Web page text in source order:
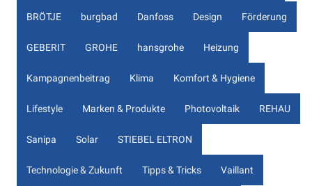
BRÖTJE burgbad Danfoss Design Förderung
GEBERIT GROHE hansgrohe Heizung
Kampagnenbeitrag Klima Komfort & Hygiene
Lifestyle Marken & Produkte Photovoltaik REHAU
Sanipa Solar STIEBEL ELTRON
Technologie & Zukunft Tipps & Tricks Vaillant